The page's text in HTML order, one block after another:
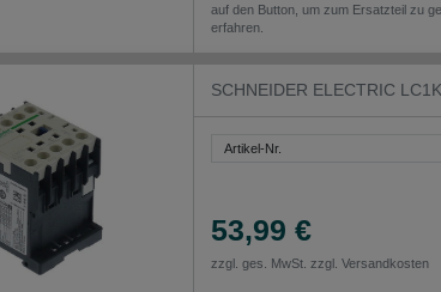
auf den Button, um zum Ersatzteil zu
erfahren.
SCHNEIDER ELECTRIC
Artikel-Nr.
53,99 €
zzgl. ges. MwSt. zzgl. Versandkosten